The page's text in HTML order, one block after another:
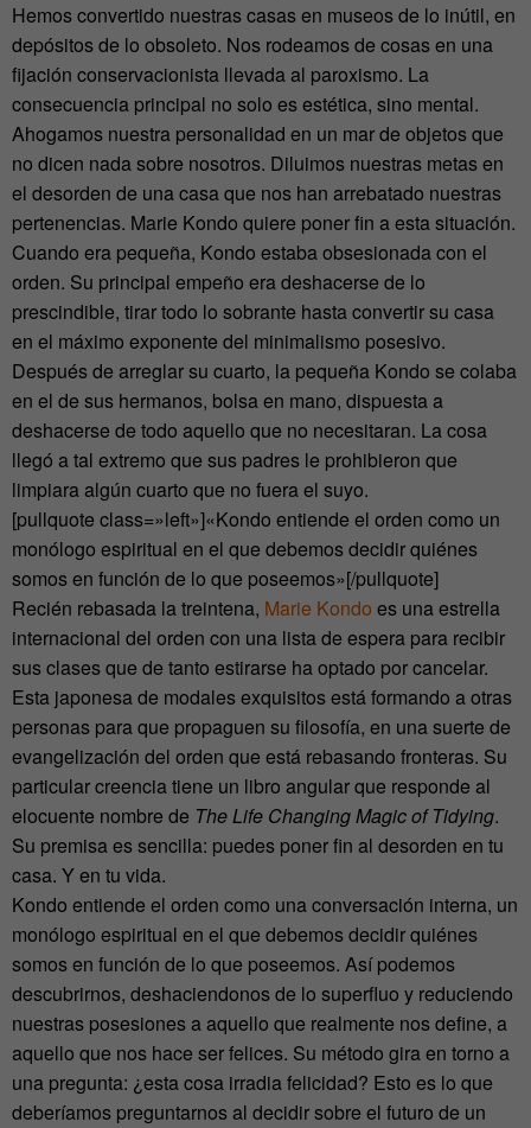
Hemos convertido nuestras casas en museos de lo inútil, en
depósitos de lo obsoleto. Nos rodeamos de cosas en una
fijación conservacionista llevada al paroxismo. La
consecuencia principal no solo es estética, sino mental.
Ahogamos nuestra personalidad en un mar de objetos que
no dicen nada sobre nosotros. Diluimos nuestras metas en
el desorden de una casa que nos han arrebatado nuestras
pertenencias. Marie Kondo quiere poner fin a esta situación.
Cuando era pequeña, Kondo estaba obsesionada con el
orden. Su principal empeño era deshacerse de lo
prescindible, tirar todo lo sobrante hasta convertir su casa
en el máximo exponente del minimalismo posesivo.
Después de arreglar su cuarto, la pequeña Kondo se colaba
en el de sus hermanos, bolsa en mano, dispuesta a
deshacerse de todo aquello que no necesitaran. La cosa
llegó a tal extremo que sus padres le prohibieron que
limpiara algún cuarto que no fuera el suyo.
[pullquote class=»left»]«Kondo entiende el orden como un
monólogo espiritual en el que debemos decidir quiénes
somos en función de lo que poseemos»[/pullquote]
Recién rebasada la treintena, Marie Kondo es una estrella
internacional del orden con una lista de espera para recibir
sus clases que de tanto estirarse ha optado por cancelar.
Esta japonesa de modales exquisitos está formando a otras
personas para que propaguen su filosofía, en una suerte de
evangelización del orden que está rebasando fronteras. Su
particular creencia tiene un libro angular que responde al
elocuente nombre de The Life Changing Magic of Tidying.
Su premisa es sencilla: puedes poner fin al desorden en tu
casa. Y en tu vida.
Kondo entiende el orden como una conversación interna, un
monólogo espiritual en el que debemos decidir quiénes
somos en función de lo que poseemos. Así podemos
descubrirnos, deshaciendonos de lo superfluo y reduciendo
nuestras posesiones a aquello que realmente nos define, a
aquello que nos hace ser felices. Su método gira en torno a
una pregunta: ¿esta cosa irradia felicidad? Esto es lo que
deberíamos preguntarnos al decidir sobre el futuro de un